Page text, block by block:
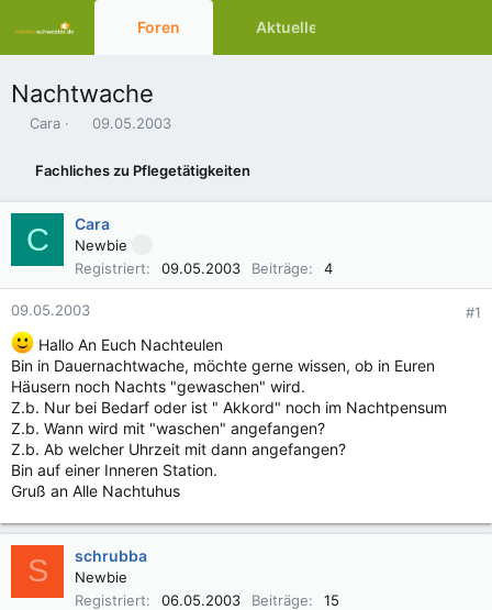
Foren Aktuelles
Nachtwache
E
e
l
Cara
E
t
e
l
l
a
09.05.2003
Fachliches zu Pflegetätigkeiten
C Cara
Newbie
Registriert
09.05.2003 Beiträge 4
09.05.2003 #1
Hallo An Euch Nachteulen
Bin in Dauernachtwache, möchte gerne wissen, ob in Euren
Häusern noch Nachts "gewaschen" wird.
Z.b. Nur bei Bedarf oder ist " Akkord" noch im Nachtpensum
Z.b. Wann wird mit "waschen" angefangen?
Z.b. Ab welcher Uhrzeit mit dann angefangen?
Bin auf einer Inneren Station.
Gruß an Alle Nachtuhus
S schrubba
Newbie
Registriert
06.05.2003 Beiträge 15